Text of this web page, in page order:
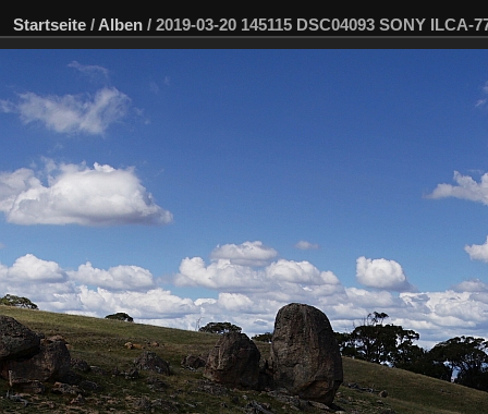
Startseite / Alben / 2019-03-20 145115 DSC04093 SONY ILCA-